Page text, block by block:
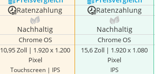
Ratenzahlung Ratenzahlung
Nachhaltig Nachhaltig
Chrome OS Chrome OS
10,95 Zoll | 1.920 x 1.200
Pixel
Touchscreen | IPS
15,6 Zoll | 1.920 x 1.080
Pixel
IPS